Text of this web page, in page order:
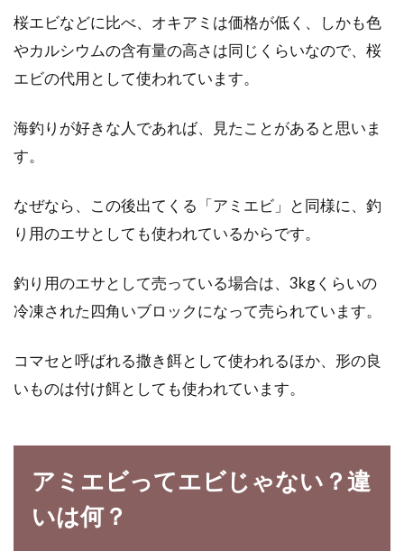
じゃがいもと玉ねぎは、常備野菜の筆頭ですよ
ね。常に野菜庫に入っている野菜だと思いま
最近、注目を集めているオーガニックハーブテ
ィーは、体に優しくて誰にでもおすすめできま
味噌煮込みうどんの作り方いろい
ろ 簡単レシピやアレンジも
る方も多いでしょう。確かに、名古屋の味噌煮
込みうど...
桜エビなどに比べ、オキアミは価格が低く、しかも色
やカルシウムの含有量の高さは同じくらいなので、桜
エビの代用として使われています。
海釣りが好きな人であれば、見たことがあると思いま
す。
なぜなら、この後出てくる「アミエビ」と同様に、釣
り用のエサとしても使われているからです。
釣り用のエサとして売っている場合は、3kgくらいの
冷凍された四角いブロックになって売られています。
コマセと呼ばれる撒き餌として使われるほか、形の良
いものは付け餌としても使われています。
アミエビってエビじゃない？違
いは何？